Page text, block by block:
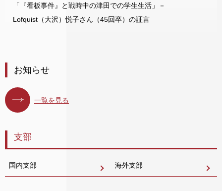
「『看板事件』と戦時中の津田での学生生活」－
Lofquist（大沢）悦子さん（45回卒）の証言
お知らせ
一覧を見る
支部
国内支部 海外支部